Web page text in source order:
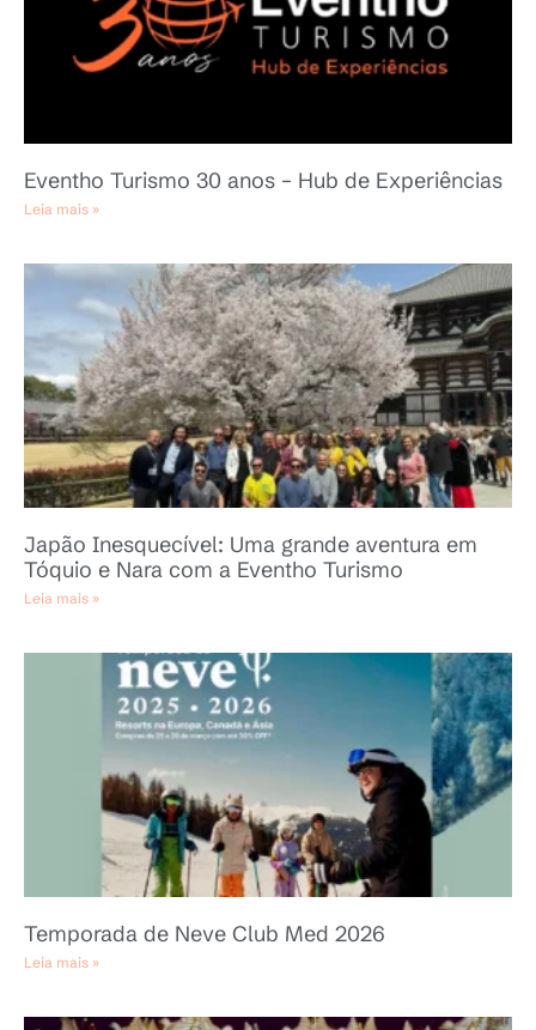
Eventho Turismo 30 anos – Hub de Experiências
Leia mais »
Japão Inesquecível: Uma grande aventura em
Tóquio e Nara com a Eventho Turismo
Leia mais »
Temporada de Neve Club Med 2026
Leia mais »